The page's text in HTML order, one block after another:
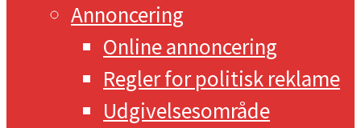
Annoncering
Online annoncering
Regler for politisk reklame
Udgivelsesområde